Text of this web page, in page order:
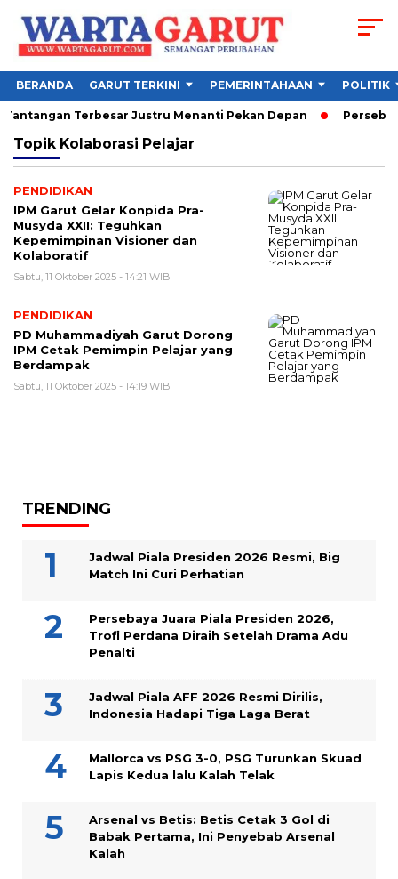
BERANDA GARUT TERKINI PEMERINTAHAAN POLITIK
Terbesar Justru Menanti Pekan Depan
Topik Kolaborasi Pelajar
PENDIDIKAN
IPM Garut Gelar Konpida Pra-
Musyda XXII: Teguhkan
Kepemimpinan Visioner dan
Kolaboratif
Sabtu, 11 Oktober 2025 - 14:21 WIB
PENDIDIKAN
PD Muhammadiyah Garut Dorong
IPM Cetak Pemimpin Pelajar yang
Berdampak
Sabtu, 11 Oktober 2025 - 14:19 WIB
TRENDING
Jadwal Piala Presiden 2026 Resmi, Big
Match Ini Curi Perhatian
Persebaya Juara Piala Presiden 2026,
Trofi Perdana Diraih Setelah Drama Adu
Penalti
Jadwal Piala AFF 2026 Resmi Dirilis,
Indonesia Hadapi Tiga Laga Berat
Mallorca vs PSG 3-0, PSG Turunkan Skuad
Lapis Kedua lalu Kalah Telak
Arsenal vs Betis: Betis Cetak 3 Gol di
Babak Pertama, Ini Penyebab Arsenal
Kalah